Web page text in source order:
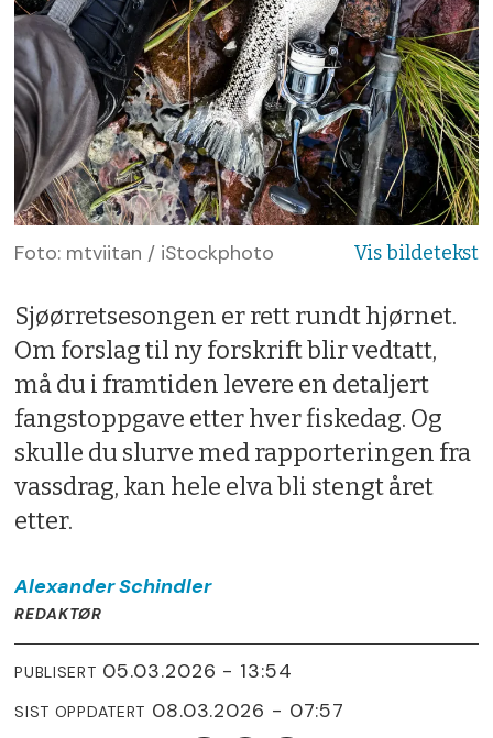
Foto: mtviitan / iStockphoto
Sjøørretsesongen er rett rundt hjørnet.
Om forslag til ny forskrift blir vedtatt,
må du i framtiden levere en detaljert
fangstoppgave etter hver fiskedag. Og
skulle du slurve med rapporteringen fra
vassdrag, kan hele elva bli stengt året
etter.
AlexanderSchindler
REDAKTØR
PUBLISERT 05.03.2026 - 13:54
SIST OPPDATERT 08.03.2026 - 07:57